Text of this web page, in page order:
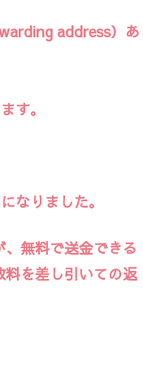
address）あ
す。
なりました。
無料で送金できる
を差し引いての返